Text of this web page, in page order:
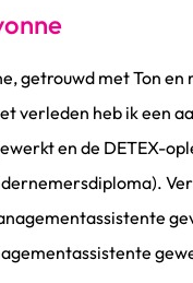
getrouwd met Ton en
verleden heb ik een
en de DETEX-